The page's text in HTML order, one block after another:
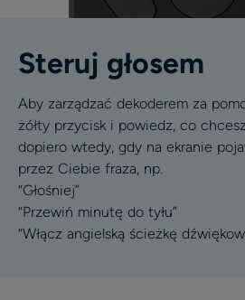
Steruj głosem
Aby zarządzać dekoderem za
żółty przycisk i powiedz, co
dopiero wtedy, gdy na ekranie
przez Ciebie fraza, np.
“Głośniej”
“Przewiń minutę do tyłu”
“Włącz angielską ścieżkę